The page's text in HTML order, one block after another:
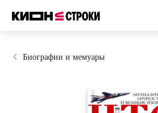
Биографии и мемуары